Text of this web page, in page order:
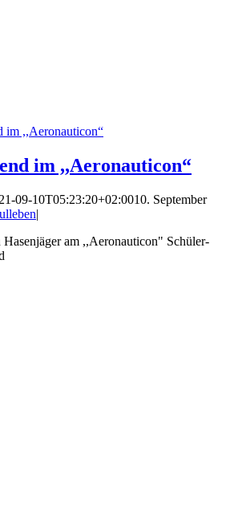
im ,,Aeronauticon“
im ,,Aeronauticon“
09-10T05:23:20+02:0010. September
|
am ,,Aeronauticon" Schüler-